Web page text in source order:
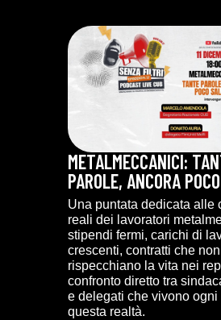
METALMECCANICI:
PAROLE, ANCORA
Una puntata dedicata alle
reali dei lavoratori
stipendi fermi, carichi di
crescenti, contratti che non
rispecchiano la vita nei
confronto diretto tra
e delegati che vivono ogni
questa realtà.